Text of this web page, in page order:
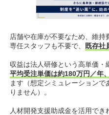
店舗や在庫が不要なため、維持
専任スタッフも不要で、 既存社
収益は法人研修という高単価・
平均受注単価は約180万円／年
ます（想定シミュレーション
りません）。
人材開発支援助成金を活用でき